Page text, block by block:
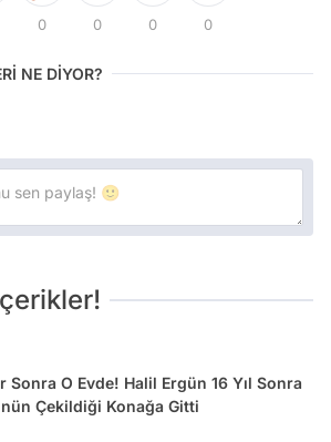
0 0 0 0
NE DİYOR?
Sonra O Evde! Halil Ergün 16 Yıl Sonra
Çekildiği Konağa Gitti